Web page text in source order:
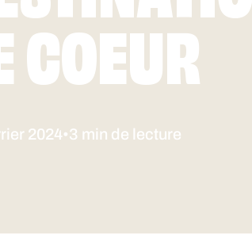
COEUR
2024•3 min de lecture